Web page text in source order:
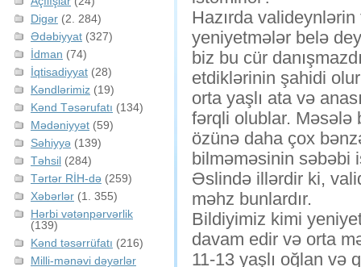
Digər (2. 284)
Ədəbiyyat (327)
İdman (74)
İqtisadiyyat (28)
Kəndlərimiz (19)
Kənd Təsərufatı (134)
Mədəniyyət (59)
Səhiyyə (139)
Təhsil (284)
Tərtər RİH-də (259)
Xəbərlər (1. 355)
Hərbi vətənpərvərlik
(139)
Kənd təsərrüfatı (216)
Milli-mənəvi dəyərlər
Hazırda
yeniyetmələr belə
biz bu cür
etdiklərinin şahidi
orta yaşlı ata və
fərqli olublar. Məsələ
özünə daha çox
bilməməsinin səbəbi
Əslində illərdir ki,
məhz bunlardır.
Bildiyimiz kimi
davam edir və orta
11-13 yaşlı oğlan və